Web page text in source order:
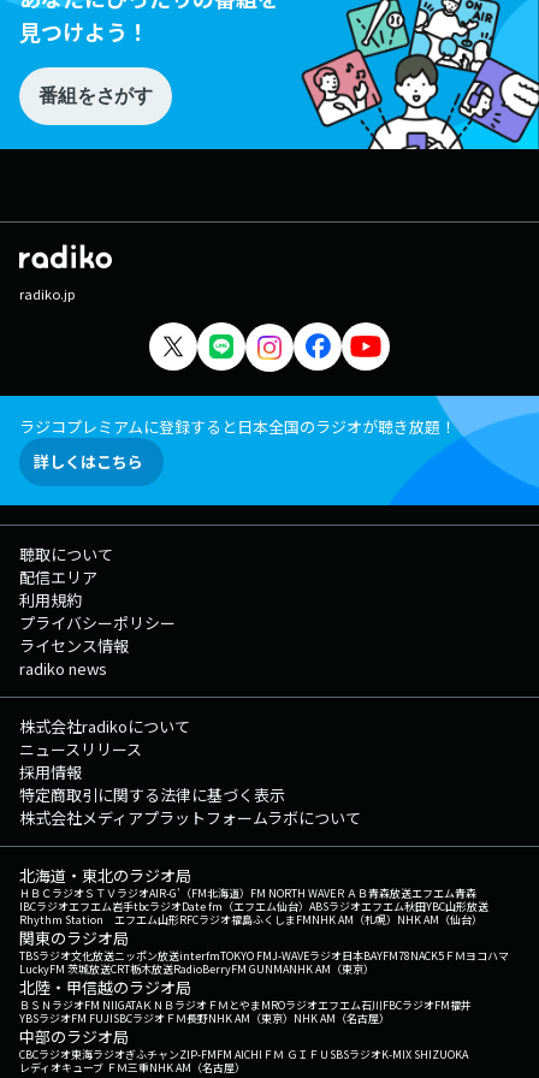
見つけよう！
番組をさがす
radiko.jp
ラジコプレミアムに登録すると日本全国のラジオが聴き放題！
詳しくはこちら
聴取について
配信エリア
利用規約
プライバシーポリシー
ライセンス情報
radiko news
株式会社radikoについて
ニュースリリース
採用情報
特定商取引に関する法律に基づく表示
株式会社メディアプラットフォームラボについて
北海道・東北のラジオ局
ＨＢＣラジオＳＴＶラジオAIR-G'（FM北海道） FM NORTH WAVEＲＡＢ青森放送エフエム青森
IBCラジオエフエム岩手tbcラジオDate fm（エフエム仙台） ABSラジオエフエム秋田YBC山形放送
Rhythm Station エフエム山形RFCラジオ福島ふくしまFMNHK AM（札幌） NHK AM（仙台）
関東のラジオ局
TBSラジオ文化放送ニッポン放送interfmTOKYO FMJ-WAVEラジオ日本BAYFM78NACK5 ＦＭヨコハマ
LuckyFM 茨城放送CRT栃木放送RadioBerryFM GUNMANHK AM（東京）
北陸・甲信越のラジオ局
ＢＳＮラジオFM NIIGATAＫＮＢラジオ ＦＭとやまMROラジオエフエム石川FBCラジオFM福井
YBSラジオFM FUJISBCラジオ ＦＭ長野NHK AM（東京） NHK AM（名古屋）
中部のラジオ局
CBCラジオ東海ラジオぎふチャンZIP-FMFM AICHI ＦＭ ＧＩＦＵ SBSラジオK-MIX SHIZUOKA
レディオキューブ ＦＭ三重NHK AM（名古屋）